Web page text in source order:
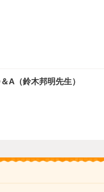
A（鈴木邦明先生）